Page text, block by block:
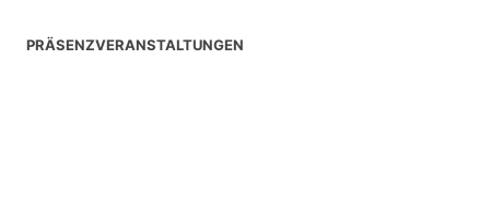
PRÄSENZVERANSTALTUNGEN